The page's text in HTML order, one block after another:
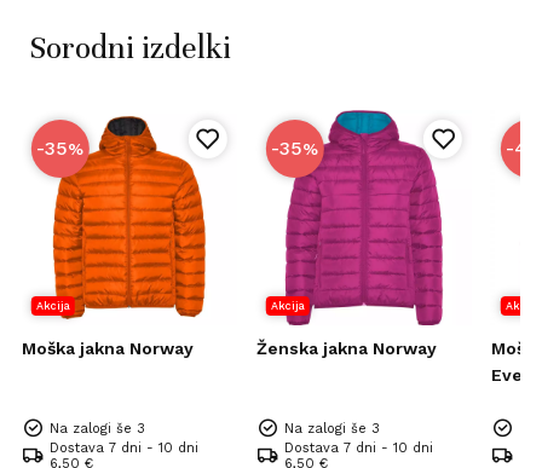
Sorodni izdelki
-35%
Akcija
Moška jakna Norway
Na zalogi še 3
Dostava 7 dni - 10 dni
6,50 €
-35%
Akcija
Ženska jakna Norway
Na zalogi še 3
Dostava 7 dni - 10 dni
6,50 €
-40
Akcija